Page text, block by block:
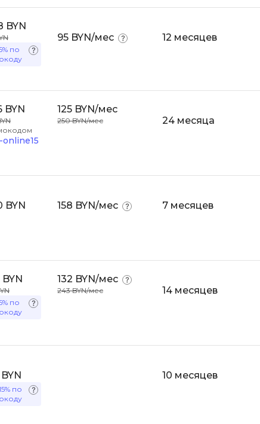
BYN
по
95 BYN/мес 12 месяцев
BYN 125 BYN/мес
250 BYN/мес 24 месяца
BYN 158 BYN/мес 7 месяцев
BYN
по
132 BYN/мес
243 BYN/мес 14 месяцев
по
10 месяцев
разработка
Boot
Webpack
X
Zabbix
j
Автоматизация
PostgreSQL